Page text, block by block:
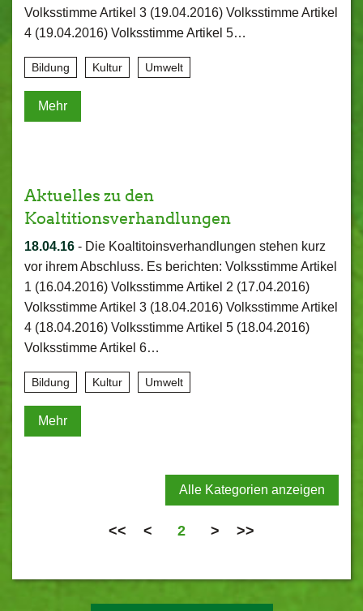
Volksstimme Artikel 3 (19.04.2016) Volksstimme Artikel
4 (19.04.2016) Volksstimme Artikel 5…
Bildung Kultur Umwelt
Mehr
Aktuelles zu den
Koaltitionsverhandlungen
18.04.16 - Die Koaltitoinsverhandlungen stehen kurz
vor ihrem Abschluss. Es berichten: Volksstimme Artikel
1 (16.04.2016) Volksstimme Artikel 2 (17.04.2016)
Volksstimme Artikel 3 (18.04.2016) Volksstimme Artikel
4 (18.04.2016) Volksstimme Artikel 5 (18.04.2016)
Volksstimme Artikel 6…
Bildung Kultur Umwelt
Mehr
Alle Kategorien anzeigen
<< < 2 > >>